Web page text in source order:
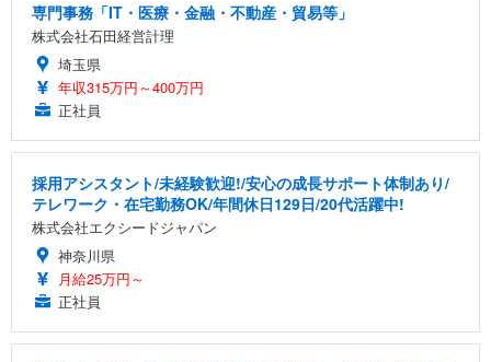
専門事務「IT・医療・金融・不動産・貿易等」
株式会社石田経営計理
埼玉県
年収315万円～400万円
正社員
採用アシスタント/未経験歓迎!/安心の成長サポート体制あり/
テレワーク・在宅勤務OK/年間休日129日/20代活躍中!
株式会社エクシードジャパン
神奈川県
月給25万円～
正社員